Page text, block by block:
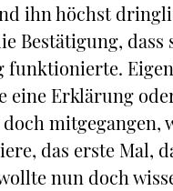
ihn höchst
Bestätigung,
funktionierte.
eine Erklärung
das erste Mal,
nun doch